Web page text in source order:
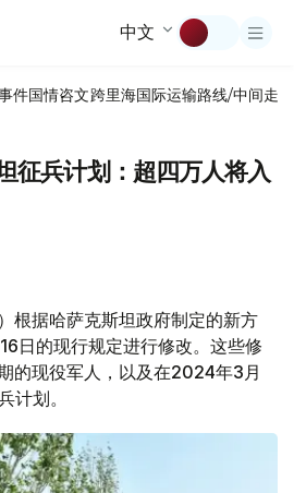
中文
件国情咨文跨里海国际运输路线/中间走廊
征兵计划：超四万人将入
）根据哈萨克斯坦政府制定的新方
日的现行规定进行修改。这些修
的现役军人，以及在2024年3月
计划。